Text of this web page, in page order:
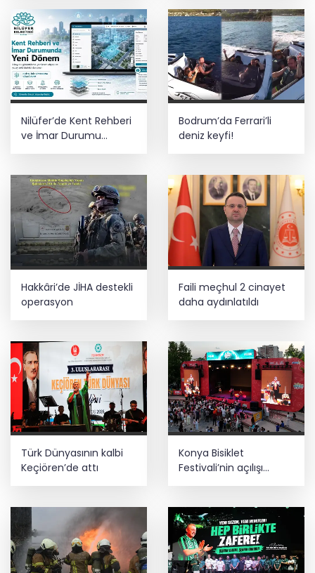
Nilüfer’de Kent Rehberi
ve İmar Durumu
Sorgulama yenilendi
Bodrum’da Ferrari’li
deniz keyfi!
Hakkâri’de JİHA destekli
operasyon
Faili meçhul 2 cinayet
daha aydınlatıldı
Türk Dünyasının kalbi
Keçiören’de attı
Konya Bisiklet
Festivali’nin açılışı